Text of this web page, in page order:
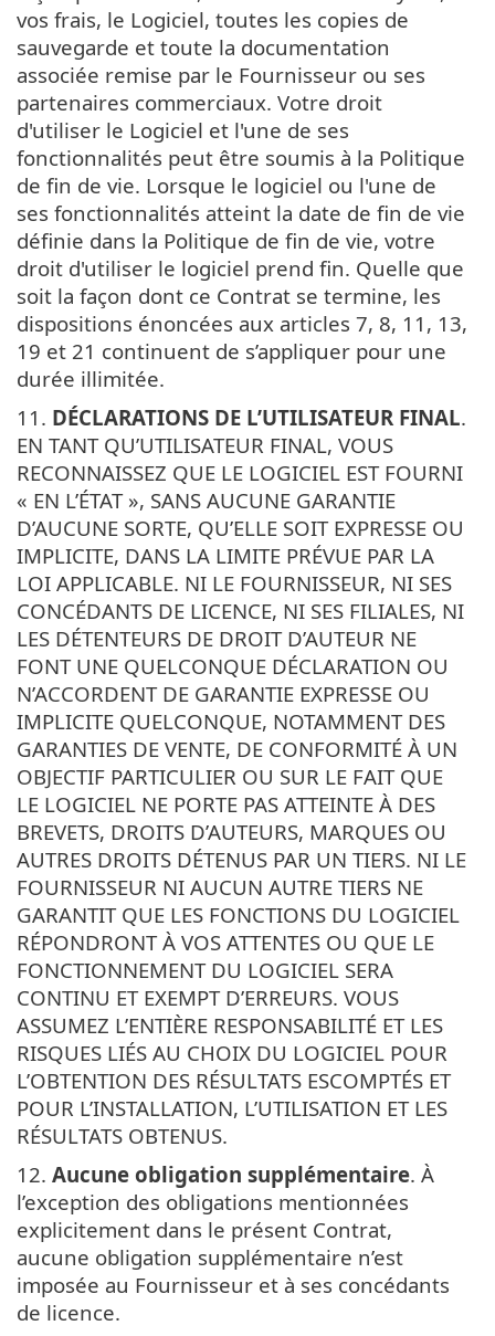
vos frais, le Logiciel, toutes les copies de
sauvegarde et toute la documentation
associée remise par le Fournisseur ou ses
partenaires commerciaux. Votre droit
d'utiliser le Logiciel et l'une de ses
fonctionnalités peut être soumis à la Politique
de fin de vie. Lorsque le logiciel ou l'une de
ses fonctionnalités atteint la date de fin de vie
définie dans la Politique de fin de vie, votre
droit d'utiliser le logiciel prend fin. Quelle que
soit la façon dont ce Contrat se termine, les
dispositions énoncées aux articles 7, 8, 11, 13,
19 et 21 continuent de s’appliquer pour une
durée illimitée.
11. DÉCLARATIONS DE L’UTILISATEUR FINAL.
EN TANT QU’UTILISATEUR FINAL, VOUS
RECONNAISSEZ QUE LE LOGICIEL EST FOURNI
« EN L’ÉTAT », SANS AUCUNE GARANTIE
D’AUCUNE SORTE, QU’ELLE SOIT EXPRESSE OU
IMPLICITE, DANS LA LIMITE PRÉVUE PAR LA
LOI APPLICABLE. NI LE FOURNISSEUR, NI SES
CONCÉDANTS DE LICENCE, NI SES FILIALES, NI
LES DÉTENTEURS DE DROIT D’AUTEUR NE
FONT UNE QUELCONQUE DÉCLARATION OU
N’ACCORDENT DE GARANTIE EXPRESSE OU
IMPLICITE QUELCONQUE, NOTAMMENT DES
GARANTIES DE VENTE, DE CONFORMITÉ À UN
OBJECTIF PARTICULIER OU SUR LE FAIT QUE
LE LOGICIEL NE PORTE PAS ATTEINTE À DES
BREVETS, DROITS D’AUTEURS, MARQUES OU
AUTRES DROITS DÉTENUS PAR UN TIERS. NI LE
FOURNISSEUR NI AUCUN AUTRE TIERS NE
GARANTIT QUE LES FONCTIONS DU LOGICIEL
RÉPONDRONT À VOS ATTENTES OU QUE LE
FONCTIONNEMENT DU LOGICIEL SERA
CONTINU ET EXEMPT D’ERREURS. VOUS
ASSUMEZ L’ENTIÈRE RESPONSABILITÉ ET LES
RISQUES LIÉS AU CHOIX DU LOGICIEL POUR
L’OBTENTION DES RÉSULTATS ESCOMPTÉS ET
POUR L’INSTALLATION, L’UTILISATION ET LES
RÉSULTATS OBTENUS.
12. Aucune obligation supplémentaire. À
l’exception des obligations mentionnées
explicitement dans le présent Contrat,
aucune obligation supplémentaire n’est
imposée au Fournisseur et à ses concédants
de licence.